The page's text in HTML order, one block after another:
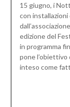
15 giugno, i
con
edizione del
in programma
pone
inteso come